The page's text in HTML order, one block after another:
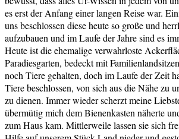
es erst der Anfang einer langen Reise war.
uns beschlossen diese heute so große und
aufzubauen und im Laufe der Jahre sind es
Heute ist die ehemalige verwahrloste
Paradiesgarten, bedeckt mit
noch Tiere gehalten, doch im Laufe der Zeit
Tiere beschlossen, von sich aus die Nähe zu
zu dienen. Immer wieder scherzt meine
übermütig mich dem Bienenkasten näherte
zum Haus kam. Mittlerweile lassen sie sich